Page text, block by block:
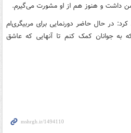
من داشت و هنوز هم از او مشورت می‌گیرم.
کرد: در حال حاضر دورنمایی برای مربیگری‌ام
به جوانان کمک کنم تا آنهایی که عاشق